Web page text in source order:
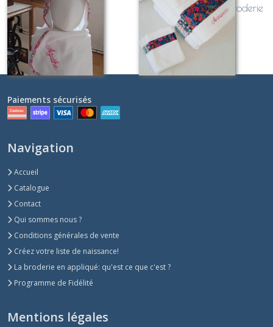
personnalisable
À partir de 51
personnaliser avec broderie
(serviette + gant)
À partir de 40
Paiements sécurisés
Navigation
Accueil
Catalogue
Contact
Qui sommes nous ?
Conditions générales de vente
Créez votre liste de naissance!
La broderie en appliqué: qu'est ce que c'est ?
Programme de Fidélité
Mentions légales